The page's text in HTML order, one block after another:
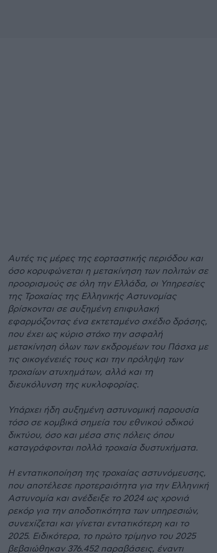
Αυτές τις μέρες της εορταστικής περιόδου και
όσο κορυφώνεται η μετακίνηση των πολιτών σε
προορισμούς σε όλη την Ελλάδα, οι Υπηρεσίες
της Τροχαίας της Ελληνικής Αστυνομίας
βρίσκονται σε αυξημένη επιφυλακή
εφαρμόζοντας ένα εκτεταμένο σχέδιο δράσης,
που έχει ως κύριο στόχο την ασφαλή
μετακίνηση όλων των εκδρομέων του Πάσχα με
τις οικογένειές τους και την πρόληψη των
τροχαίων ατυχημάτων, αλλά και τη
διευκόλυνση της κυκλοφορίας.
Υπάρχει ήδη αυξημένη αστυνομική παρουσία
τόσο σε κομβικά σημεία του εθνικού οδικού
δικτύου, όσο και μέσα στις πόλεις όπου
καταγράφονται πολλά τροχαία δυστυχήματα.
Η εντατικοποίηση της τροχαίας αστυνόμευσης,
που αποτέλεσε προτεραιότητα για την Ελληνική
Αστυνομία και ανέδειξε το 2024 ως χρονιά
ρεκόρ για την αποδοτικότητα των υπηρεσιών,
συνεχίζεται και γίνεται εντατικότερη και το
2025. Ειδικότερα, το πρώτο τρίμηνο του 2025
βεβαιώθηκαν 376.452 παραβάσεις, έναντι